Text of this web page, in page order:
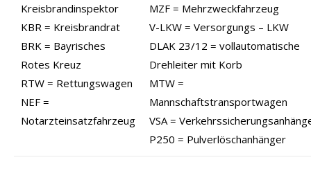
Kreisbrandinspektor
KBR = Kreisbrandrat
BRK = Bayrisches
Rotes Kreuz
RTW = Rettungswagen
NEF =
Notarzteinsatzfahrzeug
MZF = Mehrzweckfahrzeug
V-LKW = Versorgungs – LKW
DLAK 23/12 = vollautomatische
Drehleiter mit Korb
MTW =
Mannschaftstransportwagen
VSA =
P250 = Pulverlöschanhänger